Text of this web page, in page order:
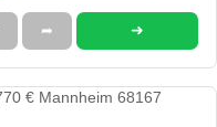
➦ ➜